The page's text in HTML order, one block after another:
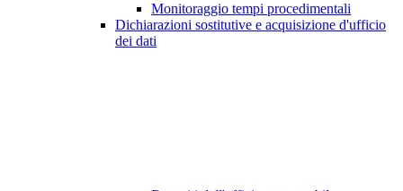
Monitoraggio tempi procedimentali
Dichiarazioni sostitutive e acquisizione d'ufficio
dei dati